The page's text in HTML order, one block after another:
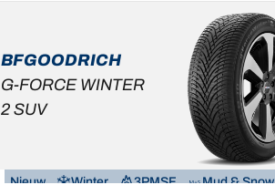
BFGOODRICH
G-FORCE WINTER
2 SUV
Nieuw Winter 3PMSF
Mud & Snow